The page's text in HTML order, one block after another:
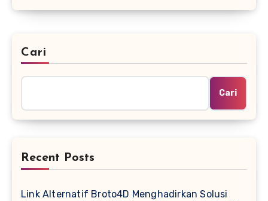
Cari
Cari
Recent Posts
Link Alternatif Broto4D Menghadirkan Solusi